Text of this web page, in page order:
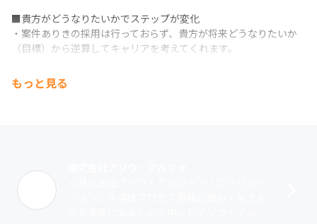
■貴方がどうなりたいかでステップが変化
・案件ありきの採用は行っておらず、貴方が将来どうなりたいか
（目標）から逆算してキャリアを考えてくれます。
いがあり、よりモチベーションが高まる（スキルUPにつながる）
よう、可能な限り寄り添うスタイルです。
トを選定するなど、無理なくスキルアップできる環境を整えてい
ます。
もっと見る